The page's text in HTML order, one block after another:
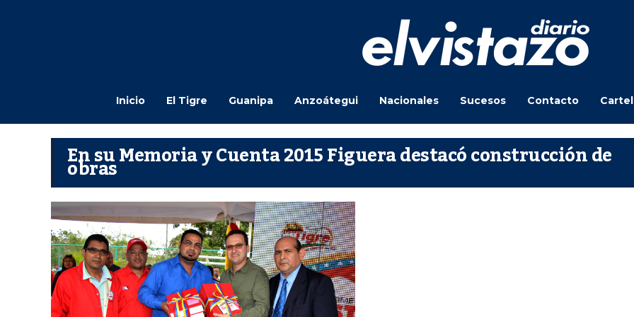
Inicio El Tigre Guanipa Anzoátegui Nacionales Sucesos Contacto
En su Memoria y Cuenta 2015 Figuera destacó construcción de
obras